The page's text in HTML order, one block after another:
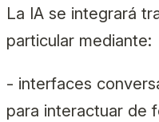
La IA se integrará
particular mediante:
- interfaces
para interactuar de